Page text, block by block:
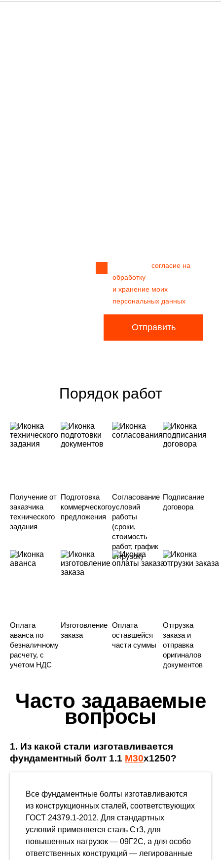
Я даю своёсогласие на
обработку
и хранение моих
персональных данных
Отправить
Порядок работ
Получение от
заказчика
технического
задания
Подготовка
коммерческого
предложения
Согласование
условий
работы
(сроки,
стоимость
работ, график
отгрузок)
Подписание
договора
Оплата
аванса по
безналичному
расчету, с
учетом НДС
Изготовление
заказа
Оплата
оставшейся
части суммы
Отгрузка
заказа и
отправка
оригиналов
документов
Часто задаваемые
вопросы
1. Из какой стали изготавливается
фундаментный болт 1.1 М30х1250?
Все фундаментные болты изготавливаются
из конструкционных сталей, соответствующих
ГОСТ 24379.1-2012. Для стандартных
условий применяется сталь Ст3, для
повышенных нагрузок — 09Г2С, а для особо
ответственных конструкций — легированные